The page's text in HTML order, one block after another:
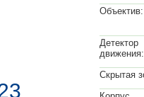
Объектив:
Детектор
движения:
Скрытая